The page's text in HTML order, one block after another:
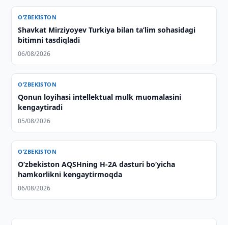
O‘ZBEKISTON
Shavkat Mirziyoyev Turkiya bilan taʼlim sohasidagi
bitimni tasdiqladi
06/08/2026
O‘ZBEKISTON
Qonun loyihasi intellektual mulk muomalasini
kengaytiradi
05/08/2026
O‘ZBEKISTON
O‘zbekiston AQSHning H-2A dasturi bo‘yicha
hamkorlikni kengaytirmoqda
06/08/2026